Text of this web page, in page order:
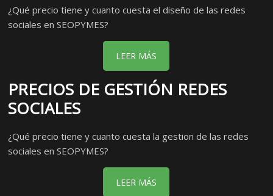
¿Qué precio tiene y cuanto cuesta el diseño de las redes
sociales en SEOPYMES?
LEER MÁS
PRECIOS DE GESTIÓN REDES
SOCIALES
¿Qué precio tiene y cuanto cuesta la gestion de las redes
sociales en SEOPYMES?
LEER MÁS